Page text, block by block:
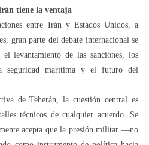
tiene la ventaja
entre Irán y Estados Unidos, a
gran parte del debate internacional se
el levantamiento de las sanciones, los
seguridad marítima y el futuro del
de Teherán, la cuestión central es
técnicos de cualquier acuerdo. Se
acepta que la presión militar —no